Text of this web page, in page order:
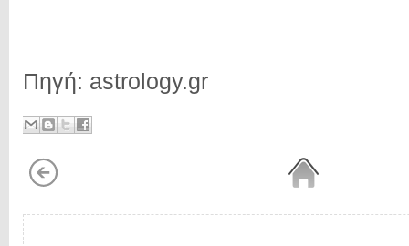
Πηγή: astrology.gr